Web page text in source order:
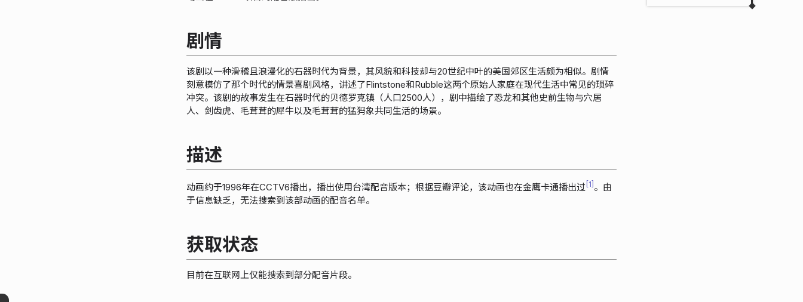
剧情
该剧以一种滑稽且浪漫化的石器时代为背景，其风貌和科技却与20世纪中叶的美国郊区生活颇为相似。剧情
刻意模仿了那个时代的情景喜剧风格，讲述了Flintstone和Rubble这两个原始人家庭在现代生活中常见的琐碎
冲突。该剧的故事发生在石器时代的贝德罗克镇（人口2500人），剧中描绘了恐龙和其他史前生物与穴居
人、剑齿虎、毛茸茸的犀牛以及毛茸茸的猛犸象共同生活的场景。
描述
动画约于1996年在CCTV6播出，播出使用台湾配音版本；根据豆瓣评论，该动画也在金鹰卡通播出过 1 。由
于信息缺乏，无法搜索到该部动画的配音名单。
获取状态
目前在互联网上仅能搜索到部分配音片段。